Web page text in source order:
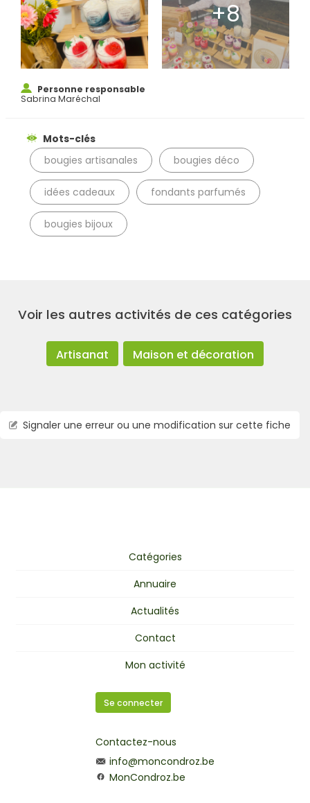
Rechercher
Personne responsable
Sabrina Maréchal
Mots-clés
bougies artisanales
bougies déco
idées cadeaux fondants parfumés
bougies bijoux
Voir les autres activités de ces catégories
Artisanat Maison et décoration
Signaler une erreur ou une modification sur cette fiche
Catégories
Annuaire
Actualités
Contact
Mon activité
Se connecter
Contactez-nous
info@moncondroz.be
MonCondroz.be